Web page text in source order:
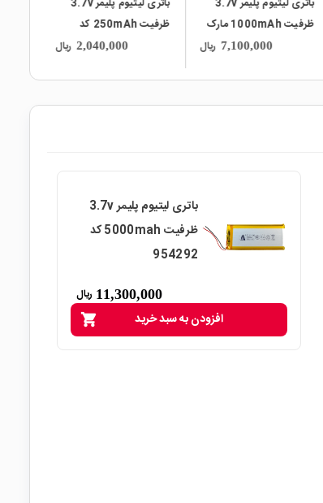
ظرفیت 250mAh کد
2,040,000 ریال
ظرفیت 200mAh کد
1,980,000 ریال
باتری لیتیوم پلیمر 3.7v
ظرفیت 5000mah کد
954292
11,300,000 ریال
shopping_cart افزودن به سبد خرید